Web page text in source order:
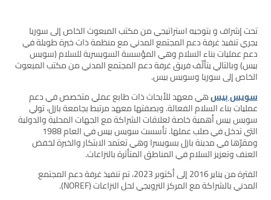
تحت إشراف و بتوجيه استراتيجي من مكتب المبعوث الخاص إلى سوريا
يجري تنفيذ غرفة دعم المجتمع المدني مع منظمة ذات خبرة طويلة في
دعم عمليات بناء السلام وهي المؤسسة السويسرية للسلام (سويس
بيس) وبالتالي يتألّف فريق غرفة دعم المجتمع المدني من مكتب المبعوث
الخاص إلى سوريا وسويس بيس.
سويس بيسهي معهد للأبحاث ذات طابع عملي متخصص في دعم
عمليات بناء السلام الفعالة. وبصفتها معهد مرتبط بجامعة بازل، تولي
سويس بيس أهمية خاصة لعلاقات الشراكة مع الجهات المحلية والدولية
التي تدخل في صلب عملها. تأسست سويس بيس في العام 1988
ومقرّها في مدينة بازل بسويسرا وهي تعتمد الابتكار والخبرة لخفض
العنف وتعزيز السلام في المناطق المتأثرة بالنزاعات.
الفترة من يناير 2016 إلى أكتوبر 2023، تم تنفيذ غرفة دعم المجتمع
المدني بالشراكة مع المركز النرويجي لحل النزاعات (NOREF).